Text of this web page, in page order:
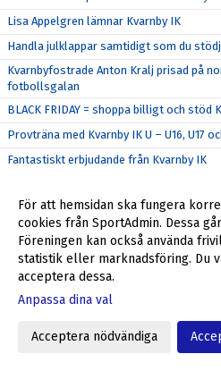
Lisa Appelgren lämnar Kvarnby IK
Handla julklappar samtidigt som du
Kvarnbyfostrade Anton Kralj prisad på
fotbollsgalan
BLACK FRIDAY = shoppa billigt och stöd
Provträna med Kvarnby IK U – U16, U17
Fantastiskt erbjudande från Kvarnby IK
Tack alla som var med och stöttade
Kvarnby IK bjuder in till träningscamp
Julklappar till anställda och kunder - stöd
Höst/vinter = Stora intäkter från
Richard, Max och Niklas förlänger - leder
Stadium Memberdays - 25% rabatt!
För att hemsidan ska fungera
cookies från SportAdmin. Dessa
Föreningen kan också använda
statistik eller marknadsföring. Du
acceptera dessa.
Anpassa dina val
Acceptera nödvändiga